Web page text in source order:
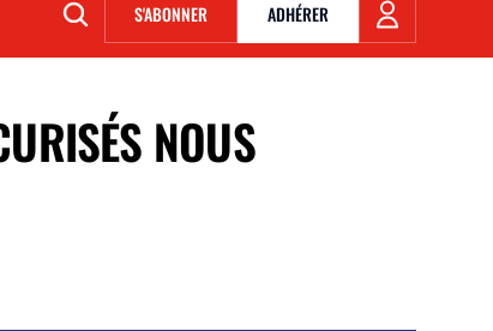
S'ABONNER(NOUVELLE FENÊTRE)
ADHÉRER
NOUS